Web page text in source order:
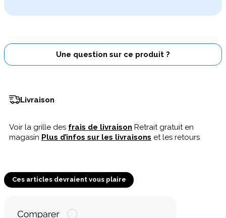
Une question sur ce produit ?
Livraison
Voir la grille des frais de livraison Retrait gratuit en
magasin Plus d’infos sur les livraisons et les retours
Ces articles devraient vous plaire